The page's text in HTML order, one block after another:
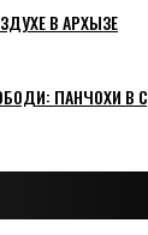
В АРХЫЗЕ
ПАНЧОХИ В